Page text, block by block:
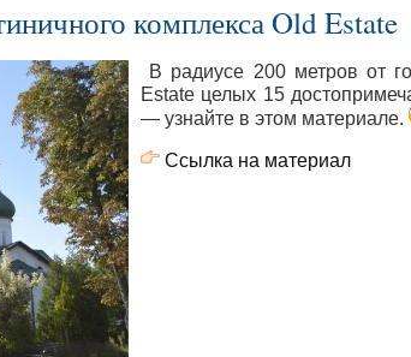
комплекса Old Estate
В радиусе 200 метров от
Estate целых 15
— узнайте в этом материале.
Ссылка на материал